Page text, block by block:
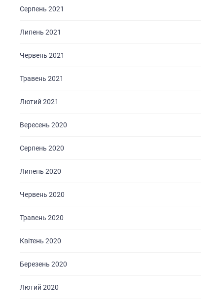
Серпень 2021
Липень 2021
Червень 2021
Травень 2021
Лютий 2021
Вересень 2020
Серпень 2020
Липень 2020
Червень 2020
Травень 2020
Квітень 2020
Березень 2020
Лютий 2020